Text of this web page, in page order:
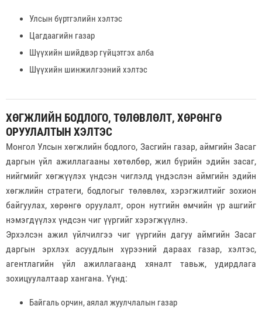
Улсын бүртгэлийн хэлтэс
Цагдаагийн газар
Шүүхийн шийдвэр гүйцэтгэх алба
Шүүхийн шинжилгээний хэлтэс
ХӨГЖЛИЙН БОДЛОГО, ТӨЛӨВЛӨЛТ, ХӨРӨНГӨ
ОРУУЛАЛТЫН ХЭЛТЭС
Монгол Улсын хөгжлийн бодлого, Засгийн газар, аймгийн Засаг
даргын үйл ажиллагааны хөтөлбөр, жил бүрийн эдийн засаг,
нийгмийг хөгжүүлэх үндсэн чиглэлд үндэслэн аймгийн эдийн
хөгжлийн стратеги, бодлогыг төлөвлөх, хэрэгжилтийг зохион
байгуулах, хөрөнгө оруулалт, орон нутгийн өмчийн үр ашгийг
нэмэгдүүлэх үндсэн чиг үүргийг хэрэгжүүлнэ.
Эрхэлсэн ажил үйлчилгээ чиг үүргийн дагуу аймгийн Засаг
даргын эрхлэх асуудлын хүрээний дараах газар, хэлтэс,
агентлагийн үйл ажиллагаанд хяналт тавьж, удирдлага
зохицуулалтаар хангана. Үүнд:
Байгаль орчин, аялал жуулчлалын газар